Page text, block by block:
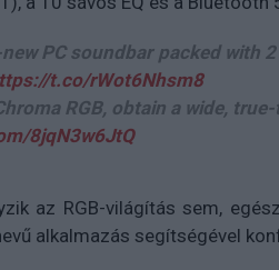
PC soundbar packed with
t.co/rWot6Nhsm8
RGB, obtain a wide,
8jqN3w6JtQ
az RGB-világítás sem,
alkalmazás segítségével